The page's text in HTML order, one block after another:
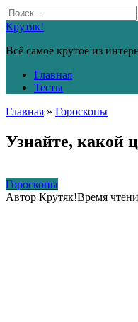
Перейти
к
контенту
Search
for:
Крутяк!
Всё самое крутое из
Главная
Тесты
Главная » Гороскопы
Узнайте, какой
Гороскопы
Автор Крутяк!Время